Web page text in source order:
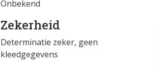
Onbekend
Zekerheid
Determinatie zeker, geen
kleedgegevens